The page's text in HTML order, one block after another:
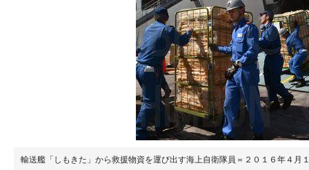
輸送艦「しもきた」から救援物資を運び出す海上自衛隊員＝２０１６年４月